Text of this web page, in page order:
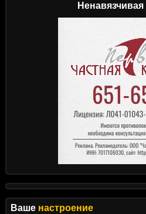
Ненавязчивая
Ваше настроение